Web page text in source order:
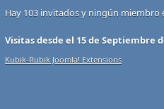
Hay 103 invitados y ningún miembro
Visitas desde el 15 de Septiembre
Kubik-Rubik Joomla! Extensions